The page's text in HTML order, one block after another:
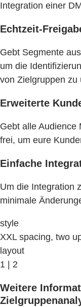
Integration einer
Echtzeit-
Gebt Segmente
um die
von Zielgruppen zu
Erweiterte
Gebt alle Audience
frei, um eure
Einfache
Um die Integration
minimale
style
XXL spacing, two
layout
1 | 2
Weitere